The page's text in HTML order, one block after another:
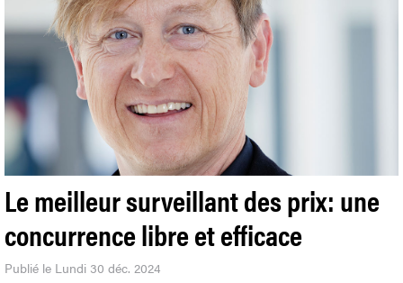
Le meilleur surveillant des prix: une
concurrence libre et efficace
Publié le Lundi 30 déc. 2024